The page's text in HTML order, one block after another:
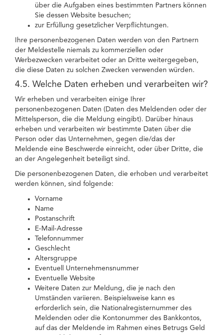
über die Aufgaben eines bestimmten Partners können
Sie dessen Website besuchen;
zur Erfüllung gesetzlicher Verpflichtungen.
Ihre personenbezogenen Daten werden von den Partnern
der Meldestelle niemals zu kommerziellen oder
Werbezwecken verarbeitet oder an Dritte weitergegeben,
die diese Daten zu solchen Zwecken verwenden würden.
4.5. Welche Daten erheben und verarbeiten wir?
Wir erheben und verarbeiten einige Ihrer
personenbezogenen Daten (Daten des Meldenden oder der
Mittelsperson, die die Meldung eingibt). Darüber hinaus
erheben und verarbeiten wir bestimmte Daten über die
Person oder das Unternehmen, gegen die/das der
Meldende eine Beschwerde einreicht, oder über Dritte, die
an der Angelegenheit beteiligt sind.
Die personenbezogenen Daten, die erhoben und verarbeitet
werden können, sind folgende:
Vorname
Name
Postanschrift
E-Mail-Adresse
Telefonnummer
Geschlecht
Altersgruppe
Eventuell Unternehmensnummer
Eventuelle Website
Weitere Daten zur Meldung, die je nach den
Umständen variieren. Beispielsweise kann es
erforderlich sein, die Nationalregisternummer des
Meldenden oder die Kontonummer des Bankkontos,
auf das der Meldende im Rahmen eines Betrugs Geld